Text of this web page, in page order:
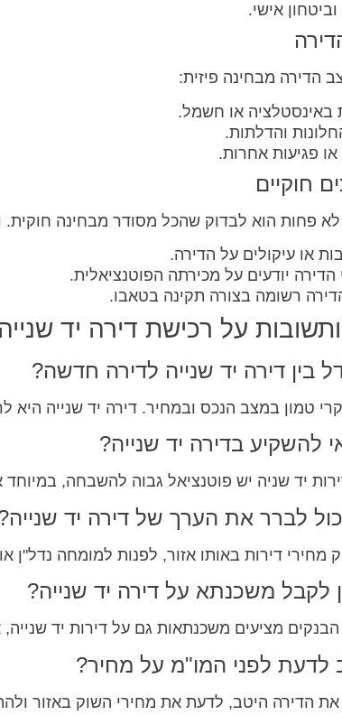
אישי.
הדירה מבחינה פיזית:
באינסטלציה או חשמל.
והדלתות.
או פגיעות אחרות.
פחות הוא לבדוק שהכל מסודר מבחינה חוקית.
או עיקולים על הדירה.
הדירה יודעים על מכירתה הפוטנציאלית.
רשומה בצורה תקינה בטאבו.
על רכישת דירה יד שנייה
בין דירה יד שנייה לדירה חדשה?
טמון במצב הנכס ובמחיר. דירה יד שנייה היא
להשקיע בדירה יד שנייה?
יד שניה יש פוטנציאל גבוה להשבחה,
לברר את הערך של דירה יד
מחירי דירות באותו אזור, לפנות למומחה נדל"ן
לקבל משכנתא על דירה יד שנייה?
הבנקים מציעים משכנתאות גם על דירות יד
לדעת לפני המו"מ על מחיר?
את הדירה היטב, לדעת את מחירי השוק באזור